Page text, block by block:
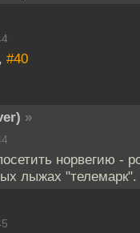
#40
»
норвегию -
лыжах "телемарк".